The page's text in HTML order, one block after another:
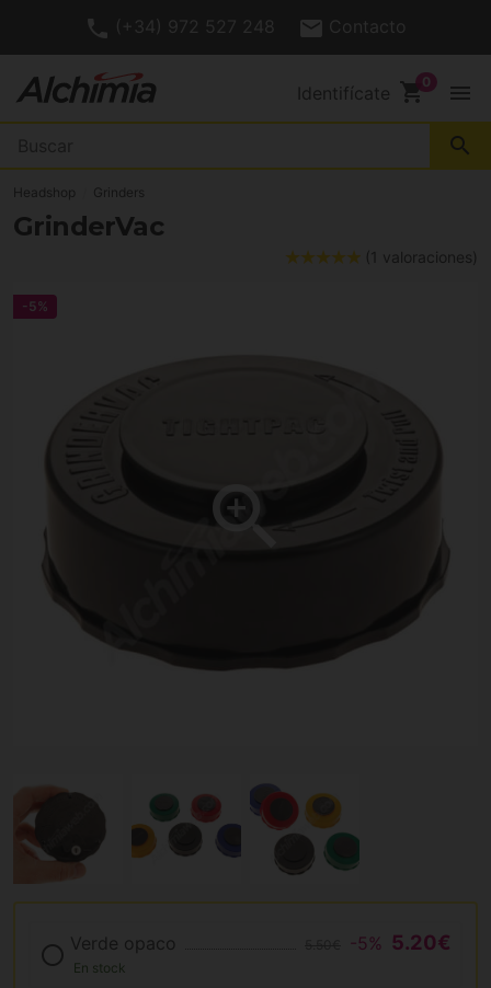
(+34) 972 527 248 Contacto
Identifícate shopping_cart menu
search
Headshop Grinders
GrinderVac
(1 valoraciones)
-5%
Verde opaco -5% 5.20€
En stock